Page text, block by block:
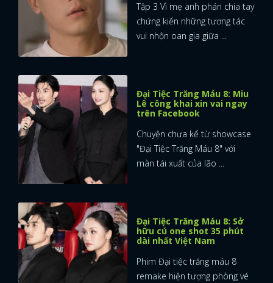
Tập 3 Vì mẹ anh phán chia tay
chứng kiến những tương tác
vui nhộn oan gia giữa ...
Đại Tiệc Trăng Máu 8: Miu
Lê công khai xin vai ngay
trên Facebook
Chuyện chưa kể từ showcase
"Đại Tiệc Trăng Máu 8" với
màn tái xuất của lão ...
Đại Tiệc Trăng Máu 8: Sở
hữu cú one shot 35 phút
dài nhất Việt Nam
Phim Đại tiệc trăng máu 8
remake hiện tượng phòng vé